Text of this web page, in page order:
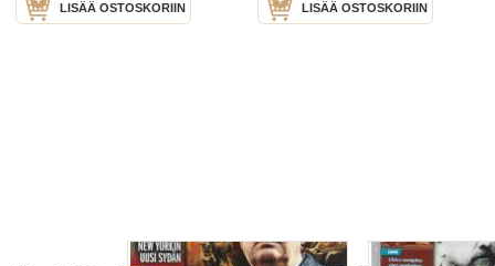
LISÄÄ OSTOSKORIIN LISÄÄ OSTOSKORIIN